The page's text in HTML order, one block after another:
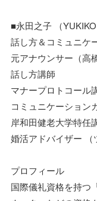
■永田之子 （
話し方＆コミュニケ
元アナウンサー（高
話し方講師
マナープロトコール
コミュニケーション
岸和田健老大学特任
婚活アドバイザー （
プロフィール
国際儀礼資格を持つ